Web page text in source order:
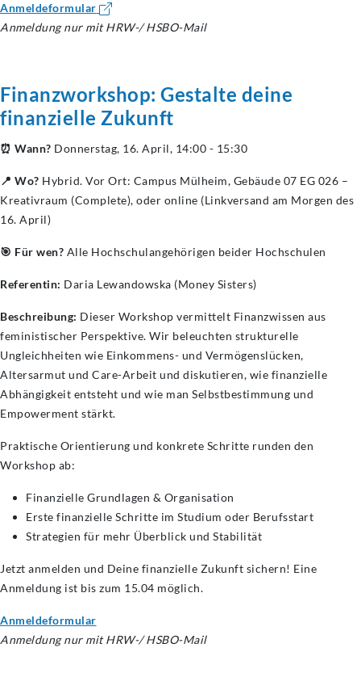
Anmeldeformular
Anmeldung nur mit HRW-/ HSBO-Mail
Finanzworkshop: Gestalte deine
finanzielle Zukunft
⏰ Wann? Donnerstag, 16. April, 14:00 - 15:30
📍 Wo? Hybrid. Vor Ort: Campus Mülheim, Gebäude 07 EG 026 –
Kreativraum (Complete), oder online (Linkversand am Morgen des
16. April)
🎯 Für wen? Alle Hochschulangehörigen beider Hochschulen
Referentin: Daria Lewandowska (Money Sisters)
Beschreibung: Dieser Workshop vermittelt Finanzwissen aus
feministischer Perspektive. Wir beleuchten strukturelle
Ungleichheiten wie Einkommens- und Vermögenslücken,
Altersarmut und Care-Arbeit und diskutieren, wie finanzielle
Abhängigkeit entsteht und wie man Selbstbestimmung und
Empowerment stärkt.
Praktische Orientierung und konkrete Schritte runden den
Workshop ab:
Finanzielle Grundlagen & Organisation
Erste finanzielle Schritte im Studium oder Berufsstart
Strategien für mehr Überblick und Stabilität
Jetzt anmelden und Deine finanzielle Zukunft sichern! Eine
Anmeldung ist bis zum 15.04 möglich.
Anmeldeformular
Anmeldung nur mit HRW-/ HSBO-Mail